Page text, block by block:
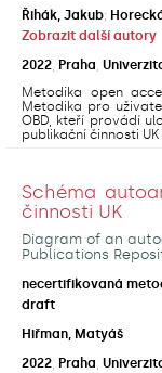
Řihák, Jakub;
Zobrazit další autory
2022 Praha
Metodika open
Metodika pro
OBD, kteří provádí
publikační činnosti UK
Schéma
činnosti UK
Diagram of an
Publications
necertifikovaná
draft
Hiřman, Matyáš
2022 Praha